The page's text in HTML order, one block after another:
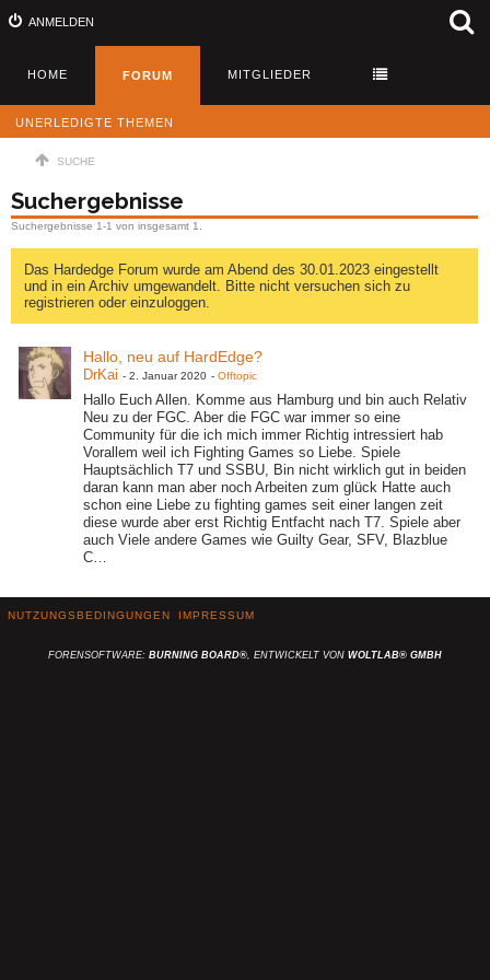
ANMELDEN
HOME FORUM MITGLIEDER
UNERLEDIGTE THEMEN
SUCHE
Suchergebnisse
Suchergebnisse 1-1 von insgesamt 1.
Das Hardedge Forum wurde am Abend des 30.01.2023 eingestellt
und in ein Archiv umgewandelt. Bitte nicht versuchen sich zu
registrieren oder einzuloggen.
Hallo, neu auf HardEdge?
DrKai - 2. Januar 2020 - Offtopic
Hallo Euch Allen. Komme aus Hamburg und bin auch Relativ
Neu zu der FGC. Aber die FGC war immer so eine
Community für die ich mich immer Richtig intressiert hab
Vorallem weil ich Fighting Games so Liebe. Spiele
Hauptsächlich T7 und SSBU, Bin nicht wirklich gut in beiden
daran kann man aber noch Arbeiten zum glück Hatte auch
schon eine Liebe zu fighting games seit einer langen zeit
diese wurde aber erst Richtig Entfacht nach T7. Spiele aber
auch Viele andere Games wie Guilty Gear, SFV, Blazblue
C…
NUTZUNGSBEDINGUNGEN IMPRESSUM
FORENSOFTWARE: BURNING BOARD®, ENTWICKELT VON WOLTLAB® GMBH